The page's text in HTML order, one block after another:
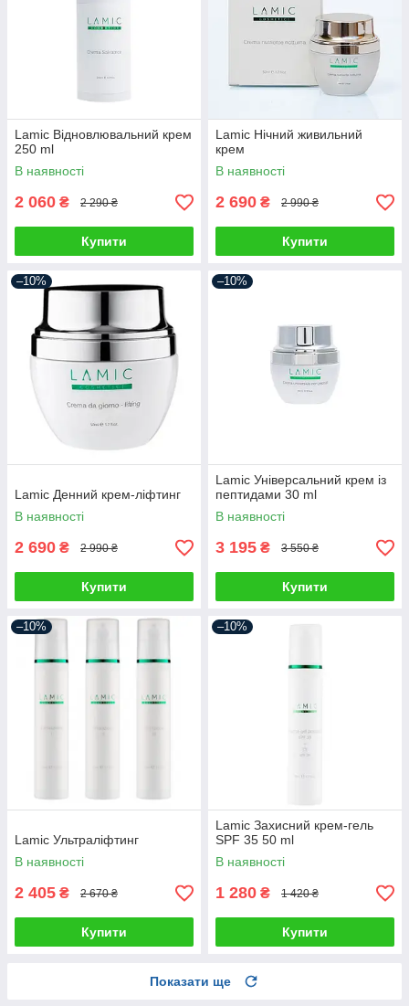
Lamic Відновлювальний крем
250 ml
В наявності
2 060 ₴ 2 290 ₴
Купити
Lamic Нічний живильний
крем
В наявності
2 690 ₴ 2 990 ₴
Купити
–10%
Lamic Денний крем-ліфтинг
В наявності
2 690 ₴ 2 990 ₴
Купити
–10%
Lamic Універсальний крем із
пептидами 30 ml
В наявності
3 195 ₴ 3 550 ₴
Купити
–10%
Lamic Ультраліфтинг
В наявності
2 405 ₴ 2 670 ₴
Купити
–10%
Lamic Захисний крем-гель
SPF 35 50 ml
В наявності
1 280 ₴ 1 420 ₴
Купити
Показати ще